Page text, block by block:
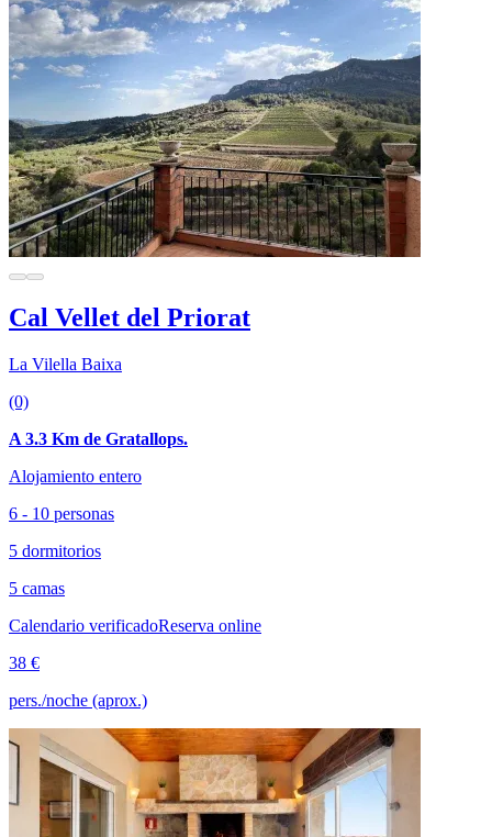
Cal Vellet del Priorat
La Vilella Baixa
(0)
A 3.3 Km de Gratallops.
Alojamiento entero
6 - 10 personas
5 dormitorios
5 camas
Calendario verificadoReserva online
38 €
pers./noche (aprox.)